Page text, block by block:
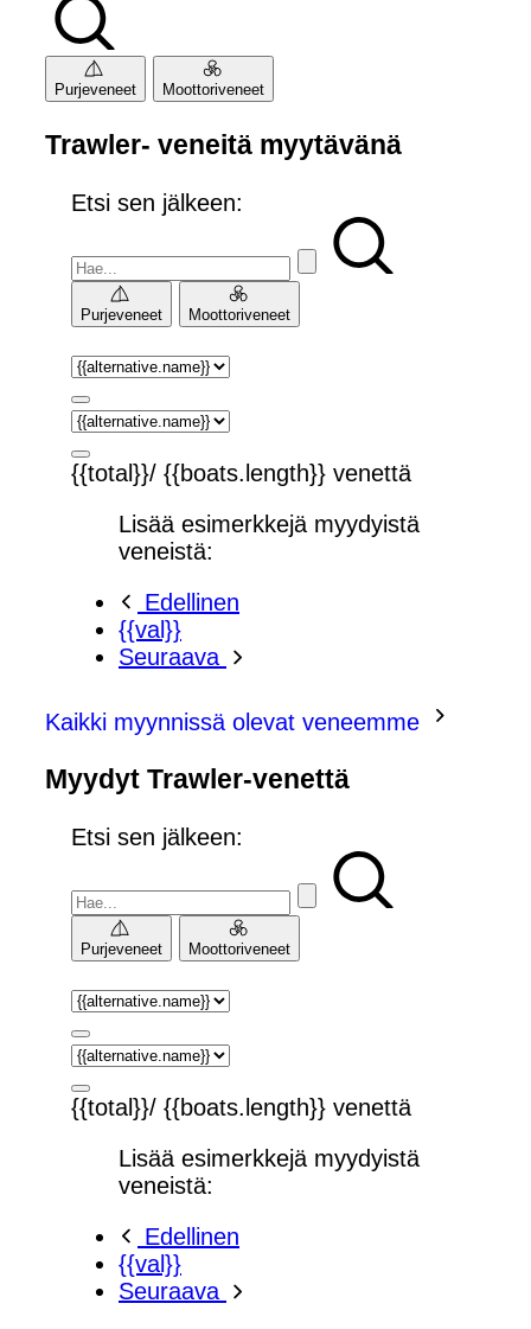
Purjeveneet Moottoriveneet
Trawler- veneitä myytävänä
Etsi sen jälkeen:
Purjeveneet Moottoriveneet
{{total}}/ {{boats.length}} venettä
Lisää esimerkkejä myydyistä
veneistä:
Edellinen
{{val}}
Seuraava
Kaikki myynnissä olevat veneemme
Myydyt Trawler-venettä
Etsi sen jälkeen:
Purjeveneet Moottoriveneet
{{total}}/ {{boats.length}} venettä
Lisää esimerkkejä myydyistä
veneistä:
Edellinen
{{val}}
Seuraava